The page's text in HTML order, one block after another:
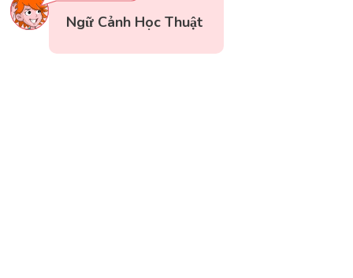
Ngữ Cảnh Học Thuật